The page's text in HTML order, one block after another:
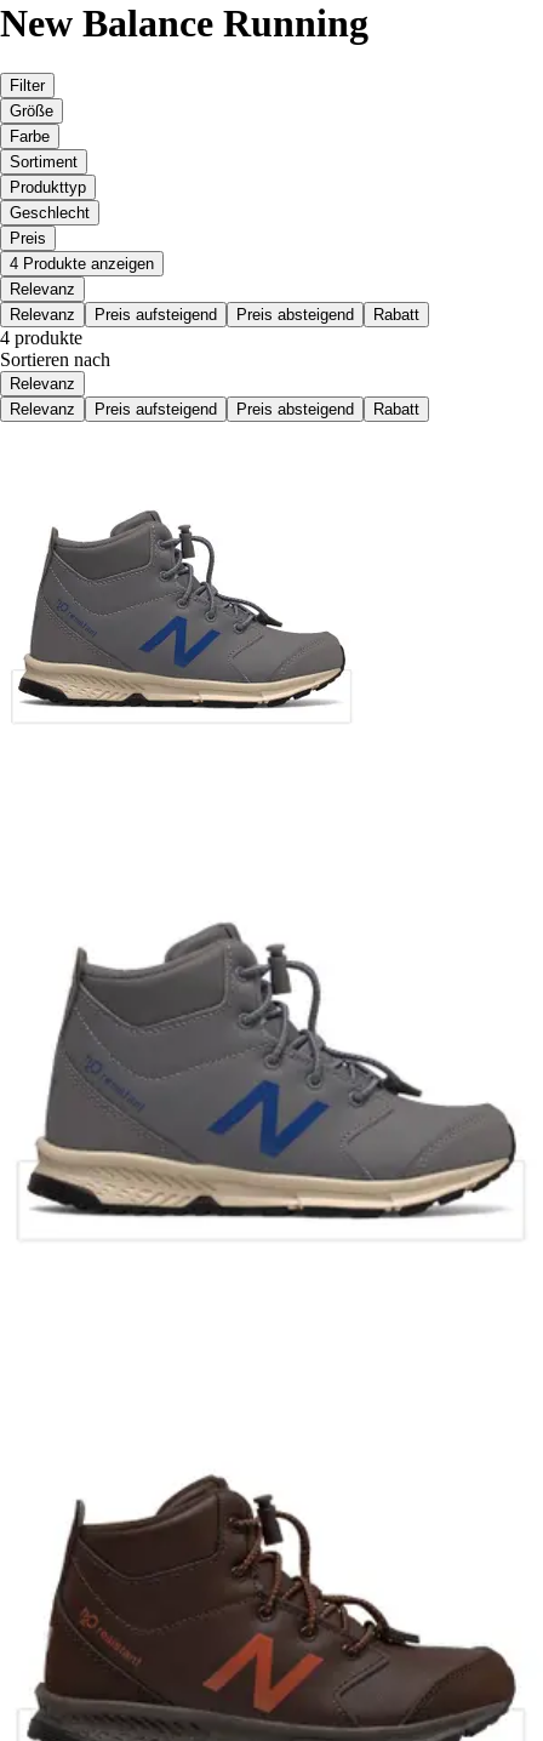
New Balance Running
Filter
Größe
Farbe
Sortiment
Produkttyp
Geschlecht
Preis
4 Produkte anzeigen
Relevanz
Relevanz
Preis aufsteigend Preis absteigend Rabatt
4 produkte
Sortieren nach
Relevanz
Relevanz
Preis aufsteigend Preis absteigend Rabatt